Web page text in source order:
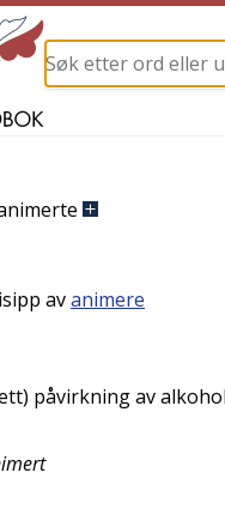
avanimere
påvirkning av